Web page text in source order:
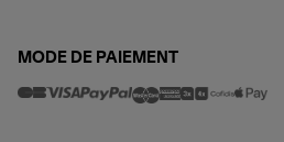
MODE DE PAIEMENT